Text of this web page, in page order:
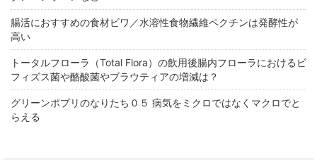
腸活におすすめの食材ビワ／水溶性食物繊維ペクチンは発酵性が
高い
トータルフローラ（Total Flora）の飲用後腸内フローラにおけるビ
フィズス菌や酪酸菌やブラウティアの増減は？
グリーンポプリのなりたち０５ 病気をミクロではなくマクロでと
らえる